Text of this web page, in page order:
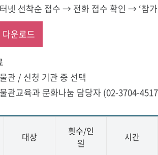
넷 선착순 접수 → 전화 접수 확인 → ‘참
운로드
관 / 신청 기관 중 선택
관교육과 문화나눔 담당자 (02-3704-
대상
횟수/인
원
시간